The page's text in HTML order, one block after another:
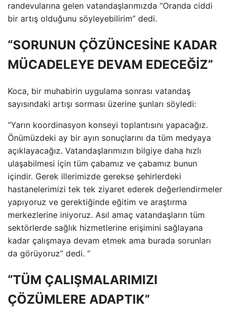
randevularına gelen vatandaşlarımızda “Oranda ciddi
bir artış olduğunu söyleyebilirim” dedi.
“SORUNUN ÇÖZÜNCESİNE KADAR
MÜCADELEYE DEVAM EDECEĞİZ”
Koca, bir muhabirin uygulama sonrası vatandaş
sayısındaki artışı sorması üzerine şunları söyledi:
“Yarın koordinasyon konseyi toplantısını yapacağız.
Önümüzdeki ay bir ayın sonuçlarını da tüm medyaya
açıklayacağız. Vatandaşlarımızın bilgiye daha hızlı
ulaşabilmesi için tüm çabamız ve çabamız bunun
içindir. Gerek illerimizde gerekse şehirlerdeki
hastanelerimizi tek tek ziyaret ederek değerlendirmeler
yapıyoruz ve gerektiğinde eğitim ve araştırma
merkezlerine iniyoruz. Asıl amaç vatandaşların tüm
sektörlerde sağlık hizmetlerine erişimini sağlayana
kadar çalışmaya devam etmek ama burada sorunları
da görüyoruz” dedi. “
“TÜM ÇALIŞMALARIMIZI
ÇÖZÜMLERE ADAPTIK”